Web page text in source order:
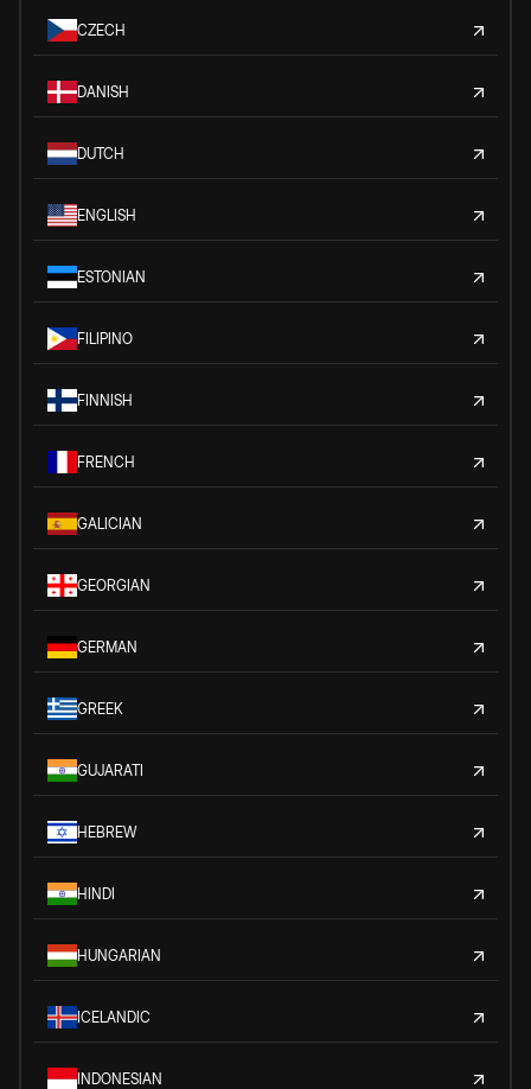
CZECH
DANISH
DUTCH
ENGLISH
ESTONIAN
FILIPINO
FINNISH
FRENCH
GALICIAN
GEORGIAN
GERMAN
GREEK
GUJARATI
HEBREW
HINDI
HUNGARIAN
ICELANDIC
INDONESIAN